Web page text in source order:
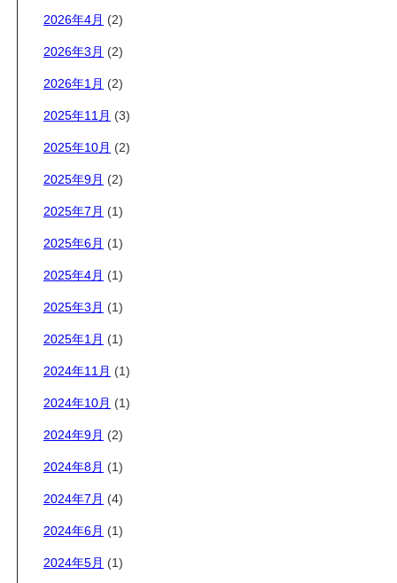
2026年4月 (2)
2026年3月 (2)
2026年1月 (2)
2025年11月 (3)
2025年10月 (2)
2025年9月 (2)
2025年7月 (1)
2025年6月 (1)
2025年4月 (1)
2025年3月 (1)
2025年1月 (1)
2024年11月 (1)
2024年10月 (1)
2024年9月 (2)
2024年8月 (1)
2024年7月 (4)
2024年6月 (1)
2024年5月 (1)